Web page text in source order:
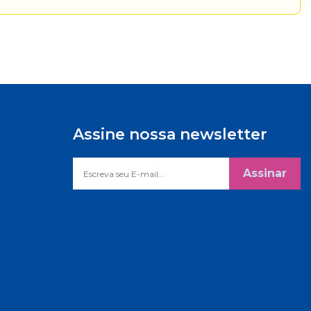
Assine nossa newsletter
Assinar